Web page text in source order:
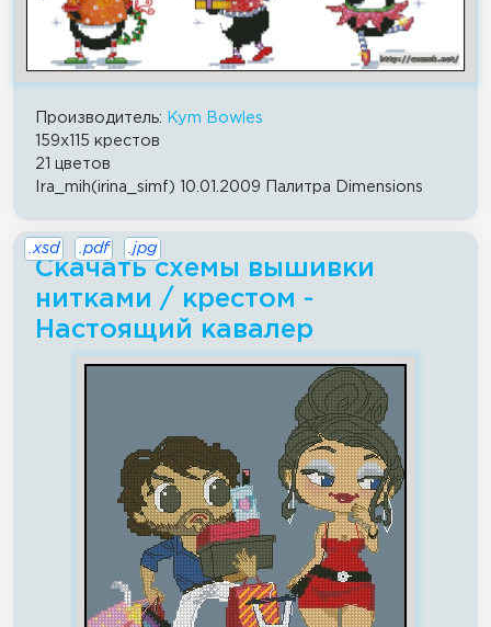
Производитель:
Kym Bowles
159x115 крестов
21 цветов
Ira_mih(irina_simf) 10.01.2009 Палитра Dimensions
Скачать схемы вышивки
нитками / крестом -
Настоящий кавалер
.xsd .pdf .jpg